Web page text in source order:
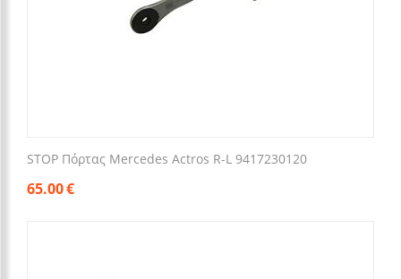
STOP Πόρτας Mercedes Actros R-L 9417230120
65.00€